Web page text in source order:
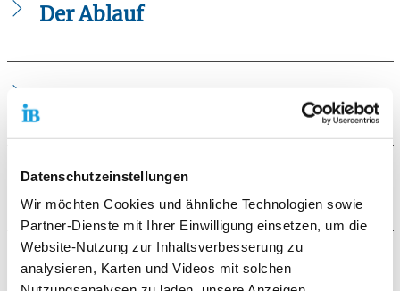
Datenschutzeinstellungen
Wir möchten Cookies und ähnliche Technologien sowie
Partner-Dienste mit Ihrer Einwilligung einsetzen, um die
Website-Nutzung zur Inhaltsverbesserung zu
analysieren, Karten und Videos mit solchen
Der Ablauf
Coachinginhalte umfassen:
Berufsorientierung und Bewerbungstraining
Abgleich Selbstbild vs. Fremdbild
Motivationstraining
Kompetenztraining
Kommunikationstraining (Übungen zur verbalen und
nonverbalen Kommunikation)
Förderung von Schlüsselkompetenzen
Unterstützung im Berufswahlprozess
und gehören zur Zielgruppe der Jugendlichen bzw.
jungen Erwachsenen bis 25 Jahren
Lehrgangskosten:
Die Zielgruppe
Jugendliche und junge Erwachsene bis 25 Jahre
Die Ziele des Angebots